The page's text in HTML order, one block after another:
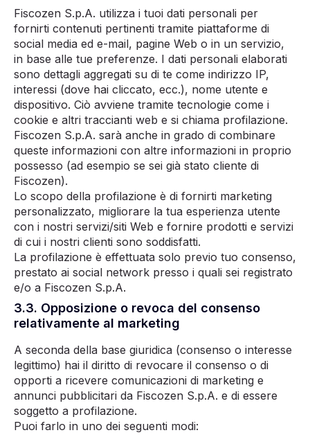
Fiscozen S.p.A. utilizza i tuoi dati personali per
fornirti contenuti pertinenti tramite piattaforme di
social media ed e-mail, pagine Web o in un servizio,
in base alle tue preferenze. I dati personali elaborati
sono dettagli aggregati su di te come indirizzo IP,
interessi (dove hai cliccato, ecc.), nome utente e
dispositivo. Ciò avviene tramite tecnologie come i
cookie e altri traccianti web e si chiama profilazione.
Fiscozen S.p.A. sarà anche in grado di combinare
queste informazioni con altre informazioni in proprio
possesso (ad esempio se sei già stato cliente di
Fiscozen).
Lo scopo della profilazione è di fornirti marketing
personalizzato, migliorare la tua esperienza utente
con i nostri servizi/siti Web e fornire prodotti e servizi
di cui i nostri clienti sono soddisfatti.
La profilazione è effettuata solo previo tuo consenso,
prestato ai social network presso i quali sei registrato
e/o a Fiscozen S.p.A.
3.3. Opposizione o revoca del consenso
relativamente al marketing
A seconda della base giuridica (consenso o interesse
legittimo) hai il diritto di revocare il consenso o di
opporti a ricevere comunicazioni di marketing e
annunci pubblicitari da Fiscozen S.p.A. e di essere
soggetto a profilazione.
Puoi farlo in uno dei seguenti modi: